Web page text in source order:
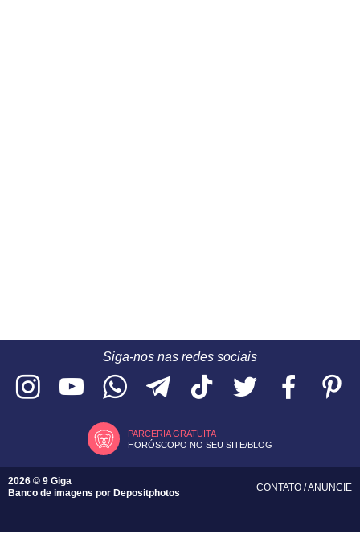
Siga-nos nas redes sociais
PARCERIA GRATUITA
HORÓSCOPO NO SEU SITE/BLOG
2026 © 9 Giga
Banco de imagens por Depositphotos
CONTATO /ANUNCIE